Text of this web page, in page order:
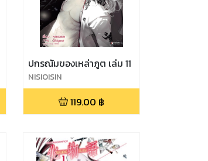
ปกรณัมของเหล่าภูต เล่ม 11
NISIOISIN
119.00 ฿